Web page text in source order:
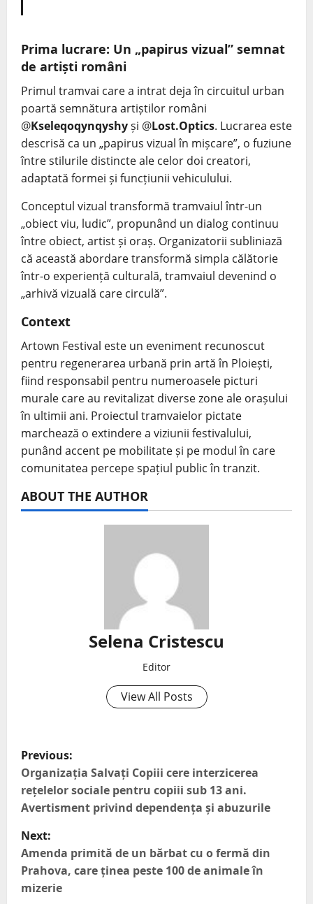
Prima lucrare: Un „papirus vizual” semnat
de artiști români
Primul tramvai care a intrat deja în circuitul urban
poartă semnătura artiștilor români
@Kseleqoqynqyshyși @Lost.Optics. Lucrarea este
descrisă ca un „papirus vizual în mișcare”, o fuziune
între stilurile distincte ale celor doi creatori,
adaptată formei și funcțiunii vehiculului.
Conceptul vizual transformă tramvaiul într-un
„obiect viu, ludic”, propunând un dialog continuu
între obiect, artist și oraș. Organizatorii subliniază
că această abordare transformă simpla călătorie
într-o experiență culturală, tramvaiul devenind o
„arhivă vizuală care circulă”.
Context
Artown Festival este un eveniment recunoscut
pentru regenerarea urbană prin artă în Ploiești,
fiind responsabil pentru numeroasele picturi
murale care au revitalizat diverse zone ale orașului
în ultimii ani. Proiectul tramvaielor pictate
marchează o extindere a viziunii festivalului,
punând accent pe mobilitate și pe modul în care
comunitatea percepe spațiul public în tranzit.
ABOUT THE AUTHOR
Selena Cristescu
Editor
View All Posts
Previous:
Organizația Salvați Copiii cere interzicerea
rețelelor sociale pentru copiii sub 13 ani.
Avertisment privind dependența și abuzurile
Next:
Amenda primită de un bărbat cu o fermă din
Prahova, care ținea peste 100 de animale în
mizerie